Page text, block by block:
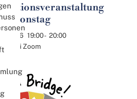
19:00- 20:00
bei Zoom